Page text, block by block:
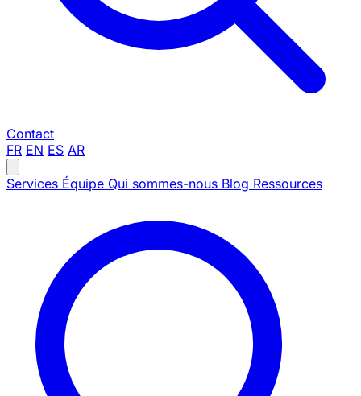
Contact
FR EN ES AR
Services Équipe Qui sommes-nous Blog Ressources